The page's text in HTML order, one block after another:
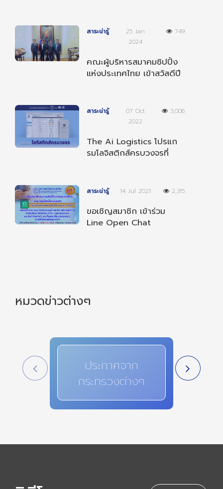
สาระน่ารู้
25 Jan
2024
749
คณะผู้บริหารสมาคมชิปปิ้ง
แห่งประเทศไทย เข้าสวัสดีปี
สาระน่ารู้
07 Oct
2022
3,006
The Ai Logistics โปรแก
รมโลจิสติกส์ครบวงจรที่
สาระน่ารู้ 14 Jul 2021 2,315
ขอเชิญสมาชิก เข้าร่วม
Line Open Chat
หมวดข่าวต่างๆ
ประกาศจาก
กระทรวงต่างๆ